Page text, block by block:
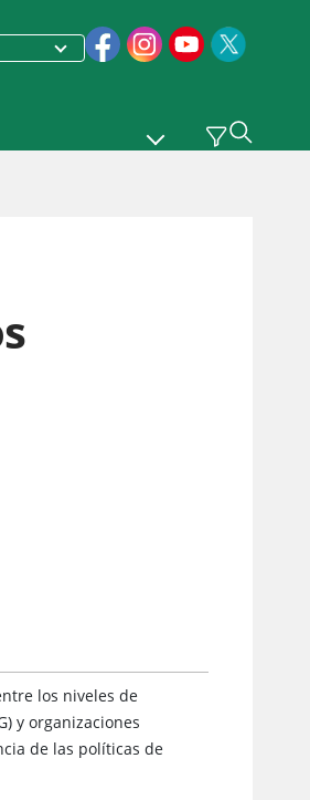
los niveles de
y organizaciones
de las políticas de